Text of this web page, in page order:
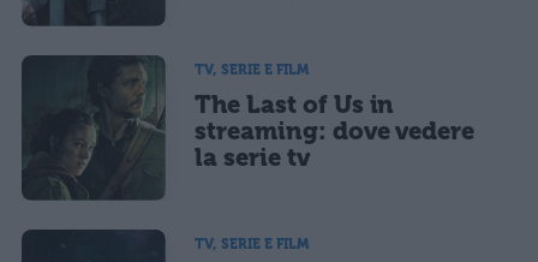
TV, SERIE E FILM
The Last of Us in
streaming: dove vedere
la serie tv
TV, SERIE E FILM